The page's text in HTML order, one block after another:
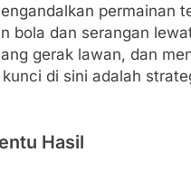
permainan
bola dan serangan
gerak lawan, dan
di sini adalah
Hasil